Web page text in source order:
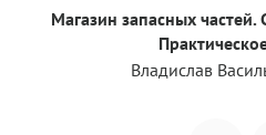
Магазин запасных
Владислав